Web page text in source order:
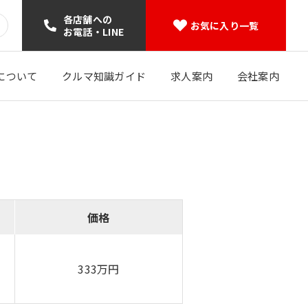
各店舗への
お電話・LINE
お気に入り一覧
ついて クルマ知識ガイド 求人案内 会社案内
価格
333万円